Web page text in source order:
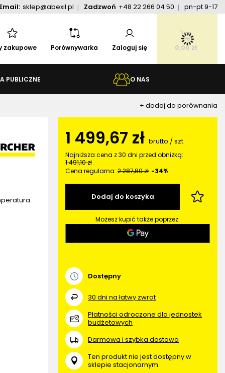
Email: sklep@abexil.pl Zadzwoń +48 22 266 04 50 pn-pt 9-17
zakupowe Porównywarka Zaloguj się 0,00 zł
PUBLICZNE O NAS
+ dodaj do porównania
1 499,67 zł brutto /szt.
Najniższa cena z 30 dni przed obniżką:
1 491,10 zł
Cena regularna:2 287,80 zł -34%
Dodaj do koszyka
Możesz kupić także poprzez:
Dostępny
30 dni na łatwy zwrot
Płatności odroczone dla jednostek
budżetowych
Darmowa i szybka dostawa
Ten produkt nie jest dostępny w
sklepie stacjonarnym